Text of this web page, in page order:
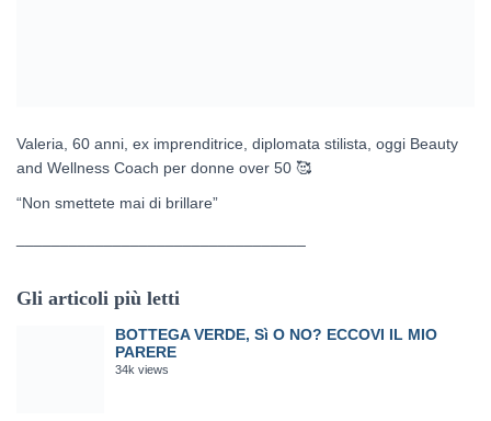
Valeria, 60 anni, ex imprenditrice, diplomata stilista, oggi Beauty
and Wellness Coach per donne over 50 🥰
“Non smettete mai di brillare”
Gli articoli più letti
BOTTEGA VERDE, Sì O NO? ECCOVI IL MIO
PARERE
34k views